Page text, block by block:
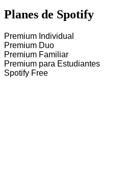
Planes de Spotify
Premium Individual
Premium Duo
Premium Familiar
Premium para Estudiantes
Spotify Free